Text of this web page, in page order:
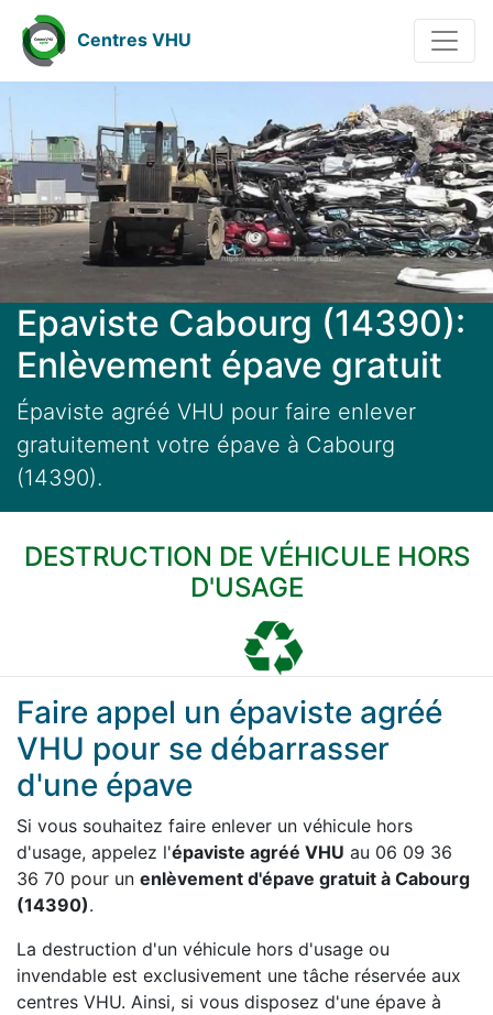
Centres VHU
Epaviste Cabourg (14390):
Enlèvement épave gratuit
Épaviste agréé VHU pour faire enlever
gratuitement votre épave à Cabourg
(14390).
DESTRUCTION DE VÉHICULE HORS
D'USAGE
Faire appel un épaviste agréé
VHU pour se débarrasser
d'une épave
Si vous souhaitez faire enlever un véhicule hors
d'usage, appelez l'épaviste agréé VHU au 06 09 36
36 70 pour un enlèvement d'épave gratuit à Cabourg
(14390).
La destruction d'un véhicule hors d'usage ou
invendable est exclusivement une tâche réservée aux
centres VHU. Ainsi, si vous disposez d'une épave à